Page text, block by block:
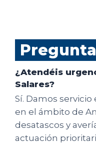
¿Atendéis
Salares?
Sí. Damos
en el ámbito de
desatascos y
actuación